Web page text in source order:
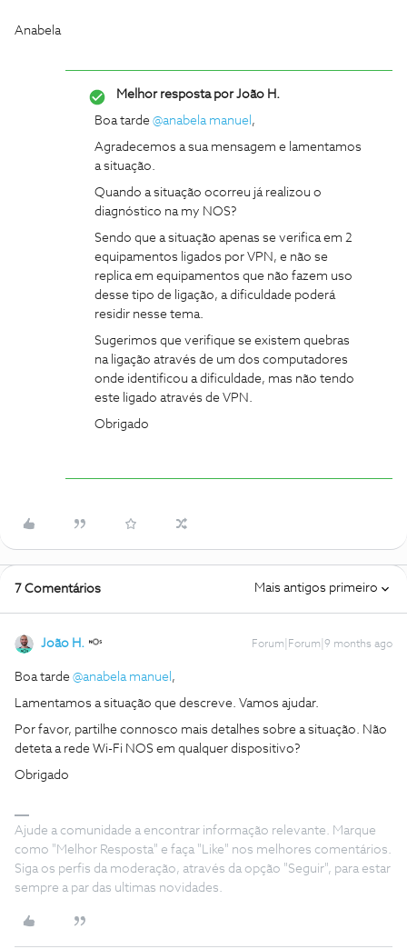
Anabela
Melhor resposta porJoão H.
Boa tarde ​ @anabela manuel ,
Agradecemos a sua mensagem e lamentamos
a situação.
Quando a situação ocorreu já realizou o
diagnóstico na my NOS?
Sendo que a situação apenas se verifica em 2
equipamentos ligados por VPN, e não se
replica em equipamentos que não fazem uso
desse tipo de ligação, a dificuldade poderá
residir nesse tema.
Sugerimos que verifique se existem quebras
na ligação através de um dos computadores
onde identificou a dificuldade, mas não tendo
este ligado através de VPN.
Obrigado
7 Comentários Mais antigos primeiro
João H. Forum|Forum|9 months ago
Boa tarde ​ @anabela manuel ,
Lamentamos a situação que descreve. Vamos ajudar.
Por favor, partilhe connosco mais detalhes sobre a situação. Não
deteta a rede Wi-Fi NOS em qualquer dispositivo?
Obrigado
Ajude a comunidade a encontrar informação relevante. Marque
como "Melhor Resposta" e faça "Like" nos melhores comentários.
Siga os perfis da moderação, através da opção "Seguir", para estar
sempre a par das ultimas novidades.